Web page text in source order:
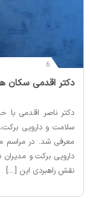
6
‌دکتر اقدمی سکان
دکتر ناصر اقدمی با
سلامت و دارویی
معرفی شد. در مراسم
دارویی برکت و مدیران
نقش راهبردی این […]